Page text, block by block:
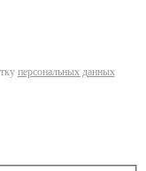
персональных данных